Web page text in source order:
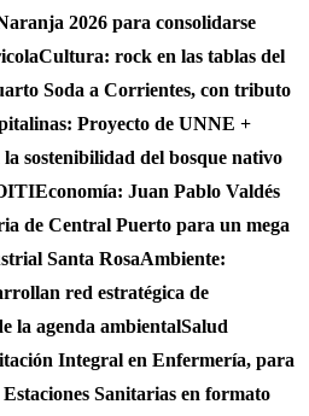
2026 para consolidarse
Cultura: rock en las tablas del
Soda a Corrientes, con tributo
Proyecto de UNNE +
sostenibilidad del bosque nativo
Economía: Juan Pablo Valdés
de Central Puerto para un mega
Santa RosaAmbiente:
red estratégica de
la agenda ambientalSalud
Integral en Enfermería, para
Sanitarias en formato